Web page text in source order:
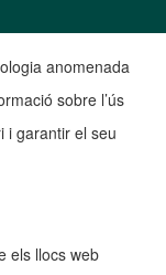
anomenada
sobre l’ús
i garantir el seu
els llocs web